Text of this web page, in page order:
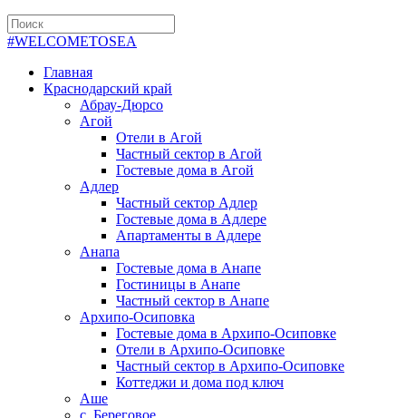
#WELCOMETOSEA
Главная
Краснодарский край
Абрау-Дюрсо
Агой
Отели в Агой
Частный сектор в Агой
Гостевые дома в Агой
Адлер
Частный сектор Адлер
Гостевые дома в Адлере
Апартаменты в Адлере
Анапа
Гостевые дома в Анапе
Гостиницы в Анапе
Частный сектор в Анапе
Архипо-Осиповка
Гостевые дома в Архипо-Осиповке
Отели в Архипо-Осиповке
Частный сектор в Архипо-Осиповке
Коттеджи и дома под ключ
Аше
с. Береговое